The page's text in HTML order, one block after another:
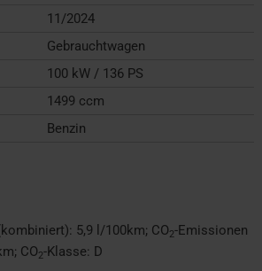
11/2024
Gebrauchtwagen
100 kW / 136 PS
1499 ccm
Benzin
5,9 l/100km; CO2-Emissionen
; CO2-Klasse: D